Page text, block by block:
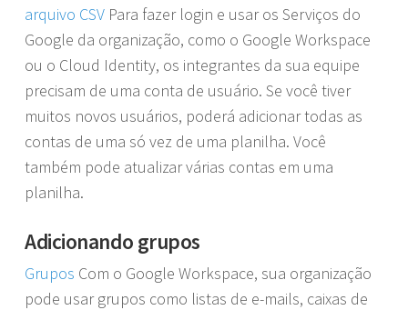
arquivo CSV Para fazer login e usar os Serviços do
Google da organização, como o Google Workspace
ou o Cloud Identity, os integrantes da sua equipe
precisam de uma conta de usuário. Se você tiver
muitos novos usuários, poderá adicionar todas as
contas de uma só vez de uma planilha. Você
também pode atualizar várias contas em uma
planilha.
Adicionando grupos
Grupos Com o Google Workspace, sua organização
pode usar grupos como listas de e-mails, caixas de